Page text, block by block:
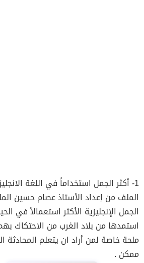
1- أكثر الجمل استخداماً في اللغة الانجليزية :-
الملف من إعداد الأستاذ عصام حسين
الجمل الإنجليزية الأكثر استعمالاً في
استمدها من بلاد الغرب من
ملحة خاصة لمن أراد ان يتعلم
ممكن .